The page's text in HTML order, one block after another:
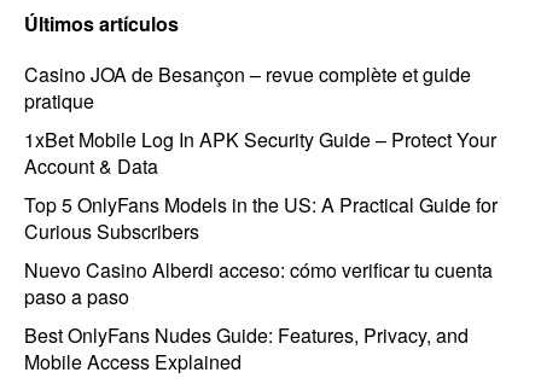
Últimos artículos
Casino JOA de Besançon – revue complète et guide
pratique
1xBet Mobile Log In APK Security Guide – Protect Your
Account & Data
Top 5 OnlyFans Models in the US: A Practical Guide for
Curious Subscribers
Nuevo Casino Alberdi acceso: cómo verificar tu cuenta
paso a paso
Best OnlyFans Nudes Guide: Features, Privacy, and
Mobile Access Explained